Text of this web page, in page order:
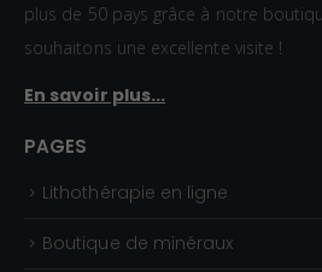
plus de 50 pays grâce à notre
souhaitons une excellente visite !
En savoir plus...
PAGES
Lithothérapie en ligne
Boutique de minéraux